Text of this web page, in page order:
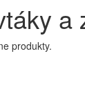
a
produkty.